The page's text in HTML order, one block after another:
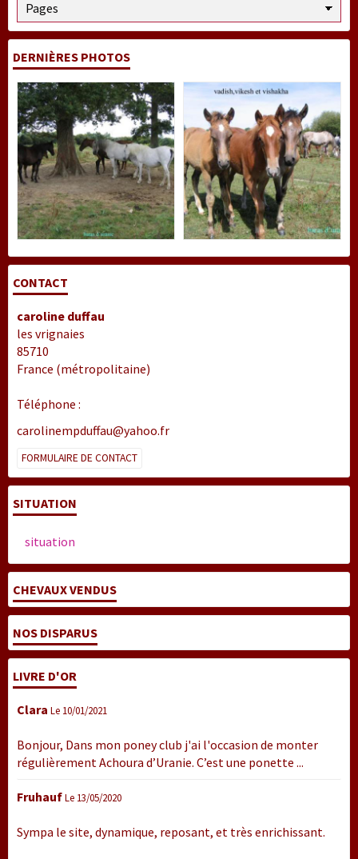
DERNIÈRES PHOTOS
CONTACT
caroline duffau
les vrignaies
85710
France (métropolitaine)
Téléphone :
carolinempduffau@yahoo.fr
FORMULAIRE DE CONTACT
SITUATION
situation
CHEVAUX VENDUS
NOS DISPARUS
LIVRE D'OR
Clara Le 10/01/2021
Bonjour, Dans mon poney club j'ai l'occasion de monter
régulièrement Achoura d’Uranie. C’est une ponette ...
FruhaufLe 13/05/2020
Sympa le site, dynamique, reposant, et très enrichissant.